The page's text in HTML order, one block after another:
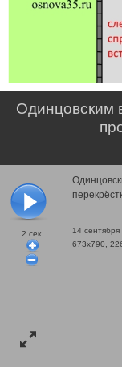
2 сек.
14
673x790,
Одинцовским